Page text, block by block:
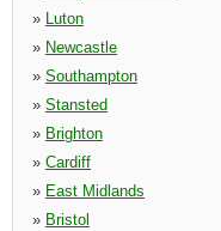
» Luton
» Newcastle
» Southampton
» Stansted
» Brighton
» Cardiff
» East Midlands
» Bristol